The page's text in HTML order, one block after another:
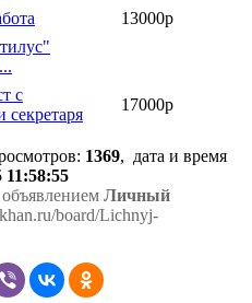
13000р
с
17000р
: 1369, дата и время
11:58:55
Личный
board/Lichnyj-